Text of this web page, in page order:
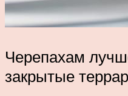
Черепахам
закрытые